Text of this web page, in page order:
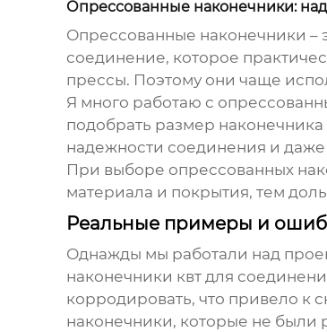
Опрессованные наконечники:
Опрессованные наконечники –
соединение, которое
прессы. Поэтому они чаще
Я много работаю с
подобрать размер
надежности соединения и даже
При выборе опрессованных
материала и покрытия, тем
Реальные примеры и
Однажды мы работали над
наконечники квтдля
корродировать, что привело к
наконечники, которые не были